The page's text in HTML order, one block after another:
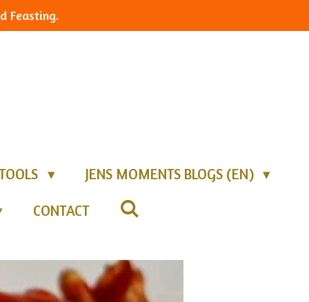
Feasting.
JENS MOMENTS BLOGS (EN)
CONTACT